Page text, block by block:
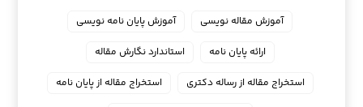
آموزش مقاله نویسی
آموزش پایان نامه نویسی
ارائه پایان نامه
استاندارد نگارش مقاله
استخراج مقاله از رساله دکتری
استخراج مقاله از پایان نامه